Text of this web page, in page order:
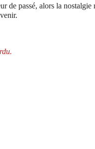
de passé, alors la